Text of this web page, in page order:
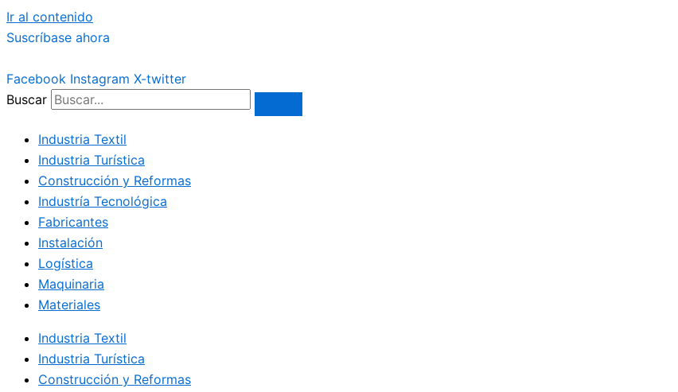
Ir al contenido
Suscríbase ahora
Facebook Instagram X-twitter
Buscar
Industria Textil
Industria Turística
Construcción y Reformas
Industría Tecnológica
Fabricantes
Instalación
Logística
Maquinaria
Materiales
Industria Textil
Industria Turística
Construcción y Reformas